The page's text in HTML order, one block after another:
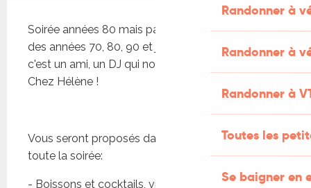
Randonner à
Randonner à
Randonner à
Toutes les
Se baigner en
Soirée années 80 mais pas que ! Un peu de sons
des années 70, 80, 90 et jusqu'à aujourd'hui ! Taxi,
c'est un ami, un DJ qui nous ambiance chaque été
Chez Hélène !
Vous seront proposés dans les jardins d'Hélène
toute la soirée:
- Boissons et cocktails, vins et eaux, bières